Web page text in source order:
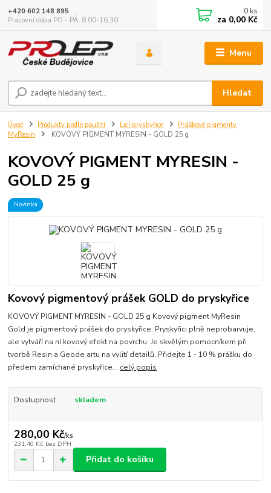
Menu
Hledat
+420 602 148 895
Pracovní doba PO - PÁ: 8,00-16,30
0 ks
za 0,00 Kč
Úvod Produkty podle použití Licí pryskyřice
Práškové pigmenty
MyResin
KOVOVÝ PIGMENT MYRESIN - GOLD 25 g
KOVOVÝ PIGMENT MYRESIN -
GOLD 25 g
Novinka
Kovový pigmentový prášek GOLD do pryskyřice
KOVOVÝ PIGMENT MYRESIN - GOLD 25 g Kovový pigment MyResin
Gold je pigmentový prášek do pryskyřice. Pryskyřici plně neprobarvuje,
ale vytváří na ní kovový efekt na povrchu. Je skvělým pomocníkem při
tvorbě Resin a Geode artu na vylití detailů. Přidejte 1 - 10 % prášku do
předem zamíchané pryskyřice... celý popis
Dostupnost skladem
280,00 Kč/ks
231,40 Kč bez DPH
Přidat do košíku